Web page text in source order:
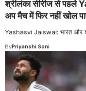
श्रीलंका सीरीज से पहले
अप मैच में फिर नहीं खोल
Yashasvi Jaiswal: भारत और
ByPriyanshi Soni